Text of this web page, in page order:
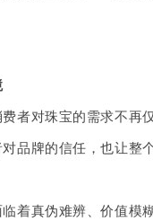
者对珠宝的需求不
品牌的信任，也让整
着真伪难辨、价值